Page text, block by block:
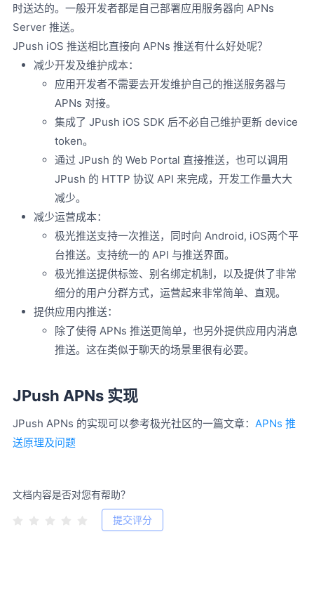
时送达的。一般开发者都是自己部署应用服务器向 APNs
Server 推送。
JPush iOS 推送相比直接向 APNs 推送有什么好处呢？
减少开发及维护成本：
应用开发者不需要去开发维护自己的推送服务器与
APNs 对接。
集成了 JPush iOS SDK 后不必自己维护更新 device
token。
通过 JPush 的 Web Portal 直接推送，也可以调用
JPush 的 HTTP 协议 API 来完成，开发工作量大大
减少。
减少运营成本：
极光推送支持一次推送，同时向 Android, iOS两个平
台推送。支持统一的 API 与推送界面。
极光推送提供标签、别名绑定机制，以及提供了非常
细分的用户分群方式，运营起来非常简单、直观。
提供应用内推送：
除了使得 APNs 推送更简单，也另外提供应用内消息
推送。这在类似于聊天的场景里很有必要。
JPush APNs 实现
JPush APNs 的实现可以参考极光社区的一篇文章： APNs 推
送原理及问题
文档内容是否对您有帮助？
提交评分